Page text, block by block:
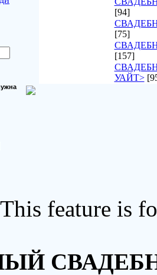
[94]
[75]
[157]
УАЙТ>
This feature is